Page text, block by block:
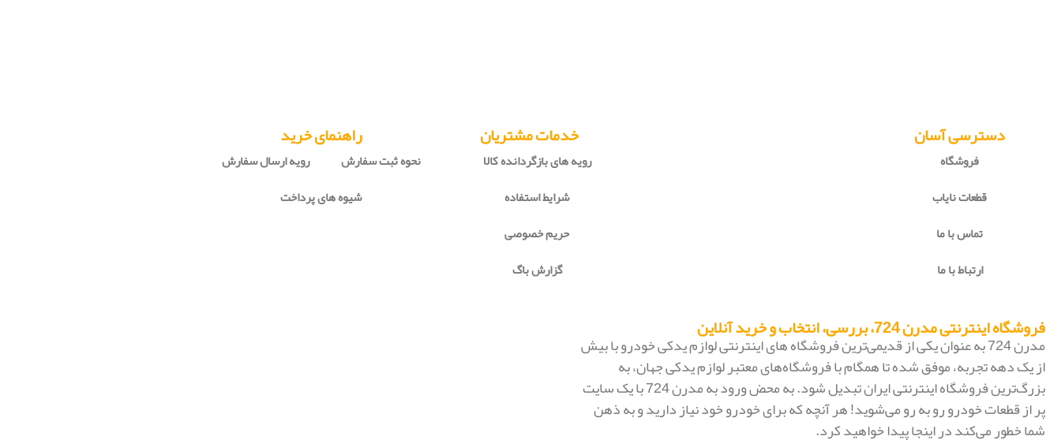
دسترسی آسان
فروشگاه
قطعات نایاب
تماس با ما
ارتباط با ما
خدمات مشتریان
رویه های بازگردانده کالا
شرایط استفاده
حریم خصوصی
گزارش باگ
راهنمای خرید
نحوه ثبت سفارش
رویه ارسال سفارش
شیوه های پرداخت
فروشگاه اینترنتی مدرن 724، بررسی، انتخاب و خرید آنلاین
مدرن 724 به عنوان یکی از قدیمی‌ترین فروشگاه های اینترنتی لوازم یدکی خودرو با بیش
از یک دهه تجربه، موفق شده تا همگام با فروشگاه‌های معتبر لوازم یدکی جهان، به
بزرگ‌ترین فروشگاه اینترنتی ایران تبدیل شود. به محض ورود به مدرن 724 با یک سایت
پر از قطعات خودرو رو به رو می‌شوید! هر آنچه که برای خودرو خود نیاز دارید و به ذهن
شما خطور می‌کند در اینجا پیدا خواهید کرد.